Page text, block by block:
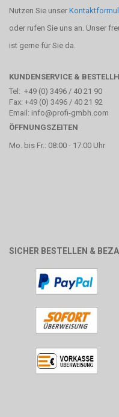
Nutzen Sie unser
oder rufen Sie uns an. Unser
ist gerne für Sie da.
KUNDENSERVICE &
Tel: +49 (0) 3496 / 40 21 90
Fax: +49 (0) 3496 / 40 21 92
Email: info@profi-gmbh.com
ÖFFNUNGSZEITEN
Mo. bis Fr.: 08:00 - 17:00 Uhr
SICHER BESTELLEN &